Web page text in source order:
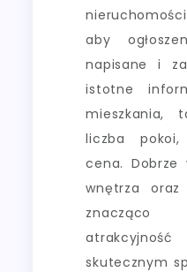
aby
napisane i
istotne
mieszkania,
liczba
cena. Dobrze
wnętrza
atrakcyjność
skutecznym